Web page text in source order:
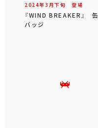
2024年3 月下旬 登場
『WIND BREAKER』 缶
バッジ